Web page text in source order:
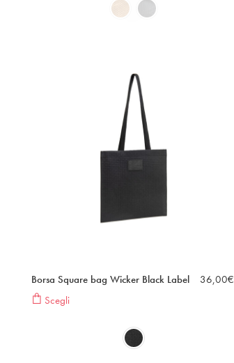
Borsa Square bag Wicker Black Label
Scegli
36,00€